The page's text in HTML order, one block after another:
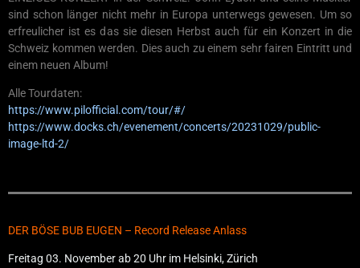
sind schon länger nicht mehr in Europa unterwegs gewesen. Um so
erfreulicher ist es das sie diesen Herbst auch für ein Konzert in die
Schweiz kommen werden. Dies auch zu einem sehr fairen Eintritt und
einem neuen Album!
Alle Tourdaten:
https://www.pilofficial.com/tour/#/
https://www.docks.ch/evenement/concerts/20231029/public-
image-ltd-2/
DER BÖSE BUB EUGEN – Record Release Anlass
Freitag 03. November ab 20 Uhr im Helsinki, Zürich